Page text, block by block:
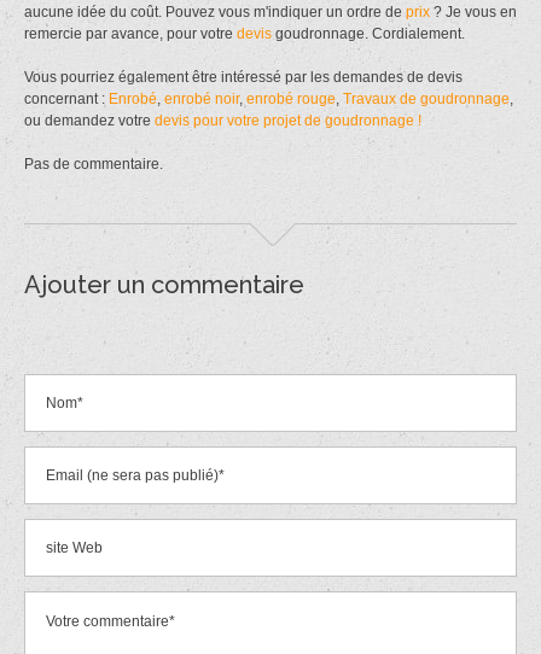
aucune idée du coût. Pouvez vous m'indiquer un ordre de prix ? Je vous en
remercie par avance, pour votre devis goudronnage. Cordialement.
Vous pourriez également être intéressé par les demandes de devis
concernant : Enrobé enrobé noir, enrobé rouge Travaux de goudronnage
ou demandez votre devis pour votre projet de goudronnage !
Pas de commentaire.
Ajouter un commentaire